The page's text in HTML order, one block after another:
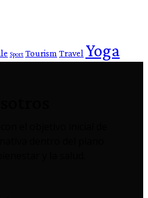
Sport Tourism Travel Yoga